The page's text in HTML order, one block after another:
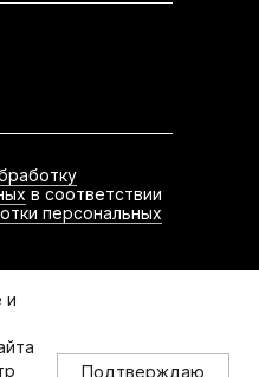
в соответствии
персональных
данных
и
Подтверждаю